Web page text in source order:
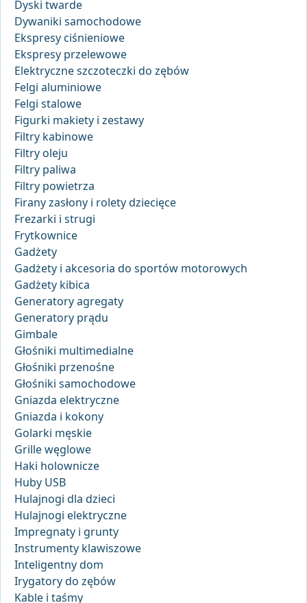
Dyski twarde
Dywaniki samochodowe
Ekspresy ciśnieniowe
Ekspresy przelewowe
Elektryczne szczoteczki do zębów
Felgi aluminiowe
Felgi stalowe
Figurki makiety i zestawy
Filtry kabinowe
Filtry oleju
Filtry paliwa
Filtry powietrza
Firany zasłony i rolety dziecięce
Frezarki i strugi
Frytkownice
Gadżety
Gadżety i akcesoria do sportów motorowych
Gadżety kibica
Generatory agregaty
Generatory prądu
Gimbale
Głośniki multimedialne
Głośniki przenośne
Głośniki samochodowe
Gniazda elektryczne
Gniazda i kokony
Golarki męskie
Grille węglowe
Haki holownicze
Huby USB
Hulajnogi dla dzieci
Hulajnogi elektryczne
Impregnaty i grunty
Instrumenty klawiszowe
Inteligentny dom
Irygatory do zębów
Kable i taśmy